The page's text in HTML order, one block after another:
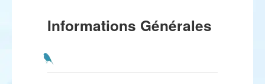
Informations Générales